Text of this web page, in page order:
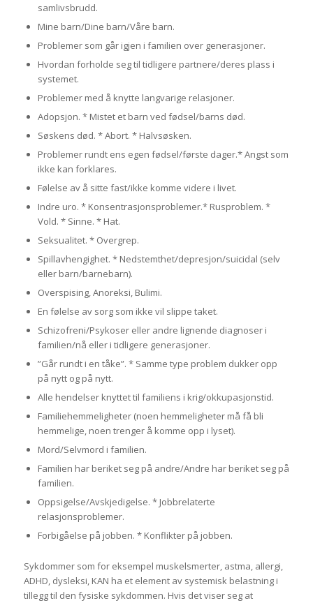
samlivsbrudd.
Mine barn/Dine barn/Våre barn.
Problemer som går igjen i familien over generasjoner.
Hvordan forholde seg til tidligere partnere/deres plass i
systemet.
Problemer med å knytte langvarige relasjoner.
Adopsjon. * Mistet et barn ved fødsel/barns død.
Søskens død. * Abort. * Halvsøsken.
Problemer rundt ens egen fødsel/første dager.* Angst som
ikke kan forklares.
Følelse av å sitte fast/ikke komme videre i livet.
Indre uro. * Konsentrasjonsproblemer.* Rusproblem. *
Vold. * Sinne. * Hat.
Seksualitet. * Overgrep.
Spillavhengighet. * Nedstemthet/depresjon/suicidal (selv
eller barn/barnebarn).
Overspising, Anoreksi, Bulimi.
En følelse av sorg som ikke vil slippe taket.
Schizofreni/Psykoser eller andre lignende diagnoser i
familien/nå eller i tidligere generasjoner.
”Går rundt i en tåke”. * Samme type problem dukker opp
på nytt og på nytt.
Alle hendelser knyttet til familiens i krig/okkupasjonstid.
Familiehemmeligheter (noen hemmeligheter må få bli
hemmelige, noen trenger å komme opp i lyset).
Mord/Selvmord i familien.
Familien har beriket seg på andre/Andre har beriket seg på
familien.
Oppsigelse/Avskjedigelse. * Jobbrelaterte
relasjonsproblemer.
Forbigåelse på jobben. * Konflikter på jobben.
Sykdommer som for eksempel muskelsmerter, astma, allergi,
ADHD, dysleksi, KAN ha et element av systemisk belastning i
tillegg til den fysiske sykdommen. Hvis det viser seg at